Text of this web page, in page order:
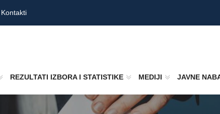
Kontakti
REZULTATI IZBORA I STATISTIKE MEDIJI JAVNE